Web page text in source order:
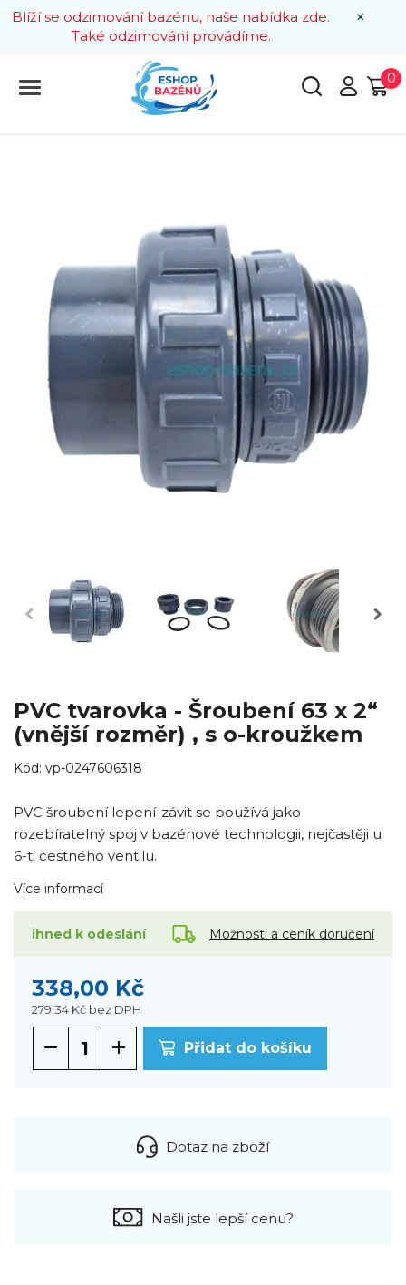
×
Blíží se odzimování bazénu, naše nabídka zde.
Také odzimování provádíme.
0
PVC tvarovka - Šroubení 63 x 2“
(vnější rozměr) , s o-kroužkem
Kód: vp-0247606318
PVC šroubení lepení-závit se používá jako
rozebíratelný spoj v bazénové technologii, nejčastěji u
6-ti cestného ventilu.
Více informací
ihned k odeslání Možnosti a ceník doručení
338,00 Kč
279,34 Kč bez DPH
Přidat do košíku
Dotaz na zboží
Našli jste lepší cenu?